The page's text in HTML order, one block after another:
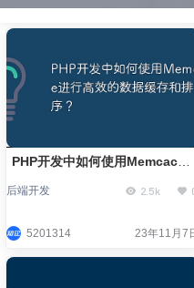
PHP开发中如何使用Memcache
后端开发 2.5k
5201314 23年11月7